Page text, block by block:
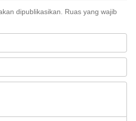
dipublikasikan. Ruas yang wajib